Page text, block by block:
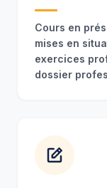
Cours en
mises en
exercices
dossier